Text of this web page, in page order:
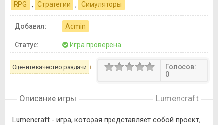
RPG
, Стратегии , Симуляторы
Добавил: Admin
Статус: Игра проверена
Оцените качество раздачи
Голосов:
0
Описание игры Lumencraft
Lumencraft - игра, которая представляет собой проект,